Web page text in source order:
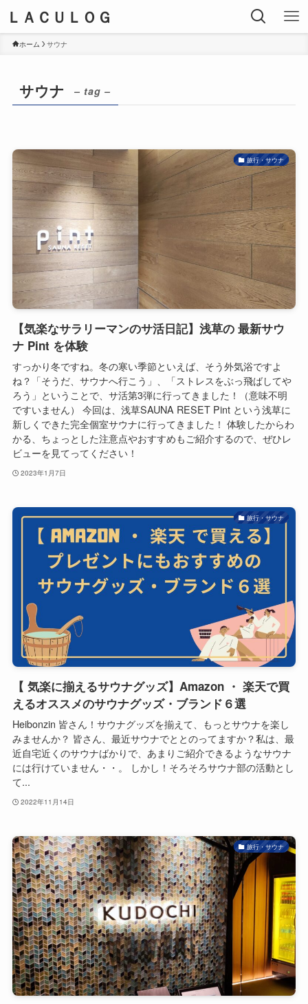
ＬＡＣＵＬＯＧ
ホーム サウナ
サウナ – tag –
旅行・サウナ
【気楽なサラリーマンのサ活日記】浅草の 最新サウ
ナ Pint を体験
すっかり冬ですね。冬の寒い季節といえば、そう外気浴ですよ
ね？「そうだ、サウナへ行こう」、「ストレスをぶっ飛ばしてや
ろう」ということで、サ活第3弾に行ってきました！（意味不明
ですいません） 今回は、浅草SAUNA RESET Pint という浅草に
新しくできた完全個室サウナに行ってきました！ 体験したからわ
かる、ちょっとした注意点やおすすめもご紹介するので、ぜひレ
ビューを見てってください！
2023年1月7日
旅行・サウナ
【 気楽に揃えるサウナグッズ】Amazon ・ 楽天で買
えるオススメのサウナグッズ・ブランド６選
Heibonzin 皆さん！サウナグッズを揃えて、もっとサウナを楽し
みませんか？ 皆さん、最近サウナでととのってますか？私は、最
近自宅近くのサウナばかりで、あまりご紹介できるようなサウナ
には行けていません・・。 しかし！そろそろサウナ部の活動とし
て...
2022年11月14日
旅行・サウナ